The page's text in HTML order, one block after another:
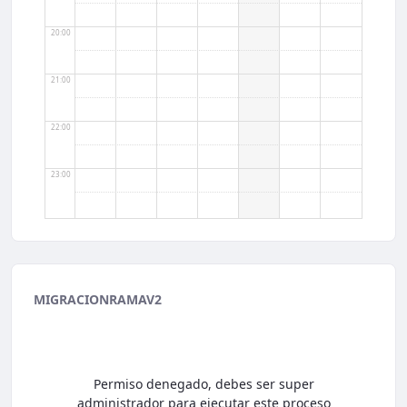
20:00
21:00
22:00
23:00
MIGRACIONRAMAV2
Permiso denegado, debes ser super
administrador para ejecutar este proceso